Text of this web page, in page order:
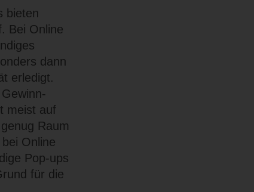
bieten
Bei Online
dann
erledigt.
meist auf
Raum
Online
Pop-ups
für die